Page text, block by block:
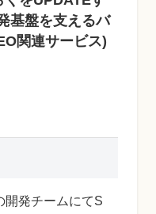
基盤を支えるバ
関連サービス)
開発チームにてS